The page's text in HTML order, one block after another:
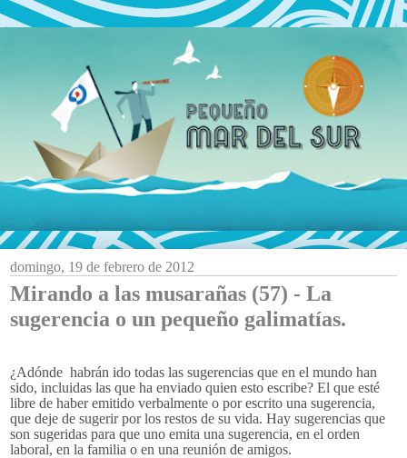
domingo, 19 de febrero de 2012
Mirando a las musarañas (57) - La
sugerencia o un pequeño galimatías.
¿Adónde habrán ido todas las sugerencias que en el mundo han
sido, incluidas las que ha enviado quien esto escribe? El que esté
libre de haber emitido verbalmente o por escrito una sugerencia,
que deje de sugerir por los restos de su vida. Hay sugerencias que
son sugeridas para que uno emita una sugerencia, en el orden
laboral, en la familia o en una reunión de amigos.